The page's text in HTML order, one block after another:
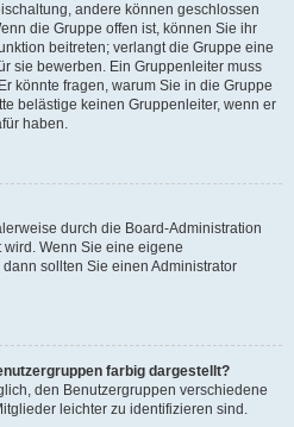
andere können geschlossen
die Gruppe offen ist, können Sie ihr
beitreten; verlangt die Gruppe eine
sie bewerben. Ein Gruppenleiter muss
könnte fragen, warum Sie in die Gruppe
belästige keinen Gruppenleiter, wenn er
haben.
durch die Board-Administration
Wenn Sie eine eigene
sollten Sie einen Administrator
farbig dargestellt?
den Benutzergruppen verschiedene
leichter zu identifizieren sind.